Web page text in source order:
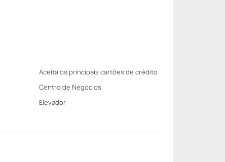
Aceita os principais cartões de crédito
Centro de Negócios
Elevador